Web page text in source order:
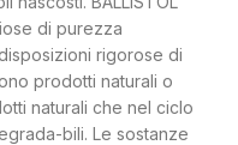
di purezza
rigorose di
prodotti naturali o
naturali che nel ciclo
bili. Le sostanze